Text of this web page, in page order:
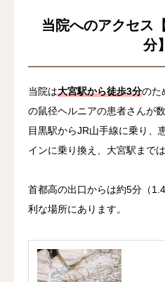
当院へのアクセス
分】
当院は大宮駅から徒歩3分のた
の鼠径ヘルニアの患者さんが
目黒駅からJR山手線に乗り、
インに乗り換え、大宮駅まで
首都高の出口からは約5分（
利な場所にあります。